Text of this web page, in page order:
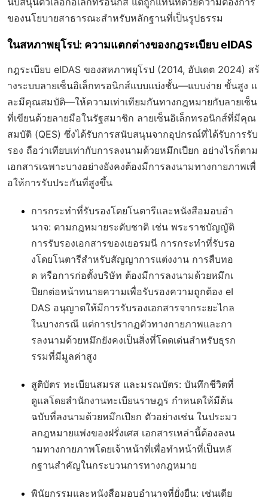
ของนโยบายสาธารณะสำหรับหลักฐานที่เป็นรูปธรรม
ในสหภาพยุโรป: ความแตกต่างของกฎระเบียบ eIDAS
กฎระเบียบ eIDAS ของสหภาพยุโรป (2014, อัปเดต 2024) สร้
างระบบลายเซ็นอิเล็กทรอนิกส์แบบแบ่งชั้น—แบบง่าย ขั้นสูง แ
ละมีคุณสมบัติ—ให้ความเท่าเทียมกันทางกฎหมายกับลายเซ็น
ที่เขียนด้วยลายมือในรัฐสมาชิก ลายเซ็นอิเล็กทรอนิกส์ที่มีคุณ
สมบัติ (QES) ซึ่งได้รับการสนับสนุนจากอุปกรณ์ที่ได้รับการรับ
รอง ถือว่าเทียบเท่ากับการลงนามด้วยหมึกเปียก อย่างไรก็ตาม
เอกสารเฉพาะบางอย่างยังคงต้องมีการลงนามทางกายภาพเพื่
อให้การรับประกันที่สูงขึ้น
การกระทำที่รับรองโดยโนตารีและหนังสือมอบอำ
นาจ: ตามกฎหมายระดับชาติ เช่น พระราชบัญญัติ
การรับรองเอกสารของเยอรมนี การกระทำที่รับรอ
งโดยโนตารีสำหรับสัญญาการแต่งงาน การสืบทอ
ด หรือการก่อตั้งบริษัท ต้องมีการลงนามด้วยหมึกเ
ปียกต่อหน้าทนายความเพื่อรับรองความถูกต้อง eI
DAS อนุญาตให้มีการรับรองเอกสารจากระยะไกล
ในบางกรณี แต่การปรากฏตัวทางกายภาพและกา
รลงนามด้วยหมึกยังคงเป็นสิ่งที่โดดเด่นสำหรับธุรก
รรมที่มีมูลค่าสูง
สูติบัตร ทะเบียนสมรส และมรณบัตร: บันทึกชีวิตที่
ดูแลโดยสำนักงานทะเบียนราษฎร กำหนดให้มีต้น
ฉบับที่ลงนามด้วยหมึกเปียก ตัวอย่างเช่น ในประมว
ลกฎหมายแพ่งของฝรั่งเศส เอกสารเหล่านี้ต้องลงน
ามทางกายภาพโดยเจ้าหน้าที่เพื่อทำหน้าที่เป็นหลั
กฐานสำคัญในกระบวนการทางกฎหมาย
พินัยกรรมและหนังสือมอบอำนาจที่ยั่งยืน: เช่นเดีย